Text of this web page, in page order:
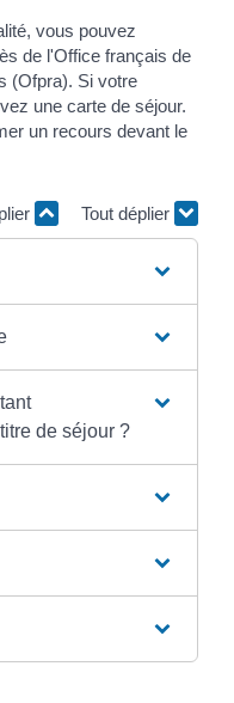
vous pouvez
de l'Office français de
(Ofpra). Si votre
une carte de séjour.
un recours devant le
Tout déplier
de séjour ?